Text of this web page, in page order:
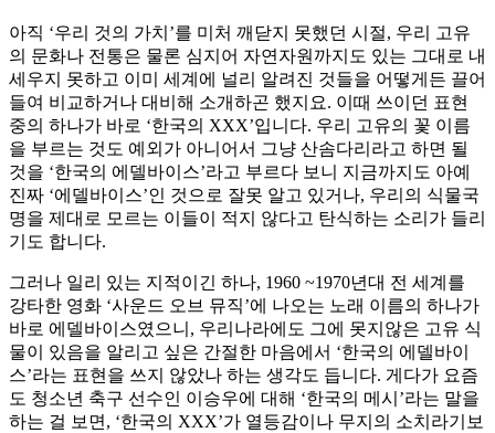
아직 ‘우리 것의 가치’를 미처 깨닫지 못했던 시절, 우리 고유
의 문화나 전통은 물론 심지어 자연자원까지도 있는 그대로 내
세우지 못하고 이미 세계에 널리 알려진 것들을 어떻게든 끌어
들여 비교하거나 대비해 소개하곤 했지요. 이때 쓰이던 표현
중의 하나가 바로 ‘한국의 XXX’입니다. 우리 고유의 꽃 이름
을 부르는 것도 예외가 아니어서 그냥 산솜다리라고 하면 될
것을 ‘한국의 에델바이스’라고 부르다 보니 지금까지도 아예
진짜 ‘에델바이스’인 것으로 잘못 알고 있거나, 우리의 식물국
명을 제대로 모르는 이들이 적지 않다고 탄식하는 소리가 들리
기도 합니다.
그러나 일리 있는 지적이긴 하나, 1960 ~1970년대 전 세계를
강타한 영화 ‘사운드 오브 뮤직’에 나오는 노래 이름의 하나가
바로 에델바이스였으니, 우리나라에도 그에 못지않은 고유 식
물이 있음을 알리고 싶은 간절한 마음에서 ‘한국의 에델바이
스’라는 표현을 쓰지 않았나 하는 생각도 듭니다. 게다가 요즘
도 청소년 축구 선수인 이승우에 대해 ‘한국의 메시’라는 말을
하는 걸 보면, ‘한국의 XXX’가 열등감이나 무지의 소치라기보